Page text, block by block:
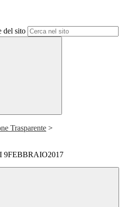
del sito
Trasparente >
9FEBBRAIO2017